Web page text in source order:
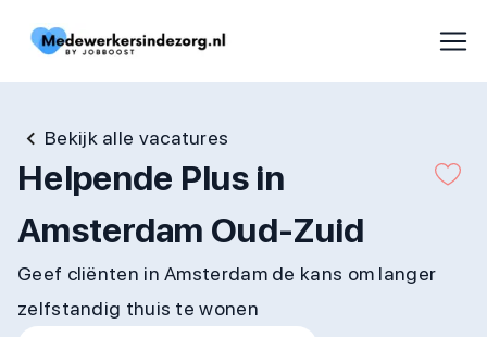
Bekijk alle vacatures
Helpende Plus in
Amsterdam Oud-Zuid
Geef cliënten in Amsterdam de kans om langer
zelfstandig thuis te wonen